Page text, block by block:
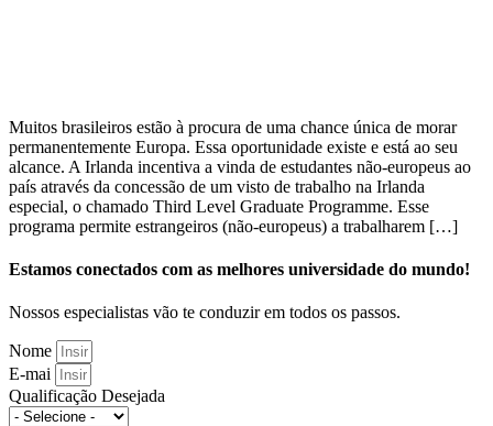
Muitos brasileiros estão à procura de uma chance única de morar
permanentemente Europa. Essa oportunidade existe e está ao seu
alcance. A Irlanda incentiva a vinda de estudantes não-europeus ao
país através da concessão de um visto de trabalho na Irlanda
especial, o chamado Third Level Graduate Programme. Esse
programa permite estrangeiros (não-europeus) a trabalharem […]
Estamos conectados com as melhores universidade do mundo!
Nossos especialistas vão te conduzir em todos os passos.
Nome
E-mai
Qualificação Desejada